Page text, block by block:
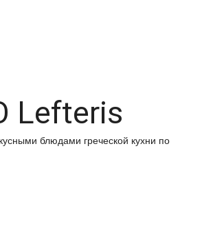
Lefteris
блюдами греческой кухни по